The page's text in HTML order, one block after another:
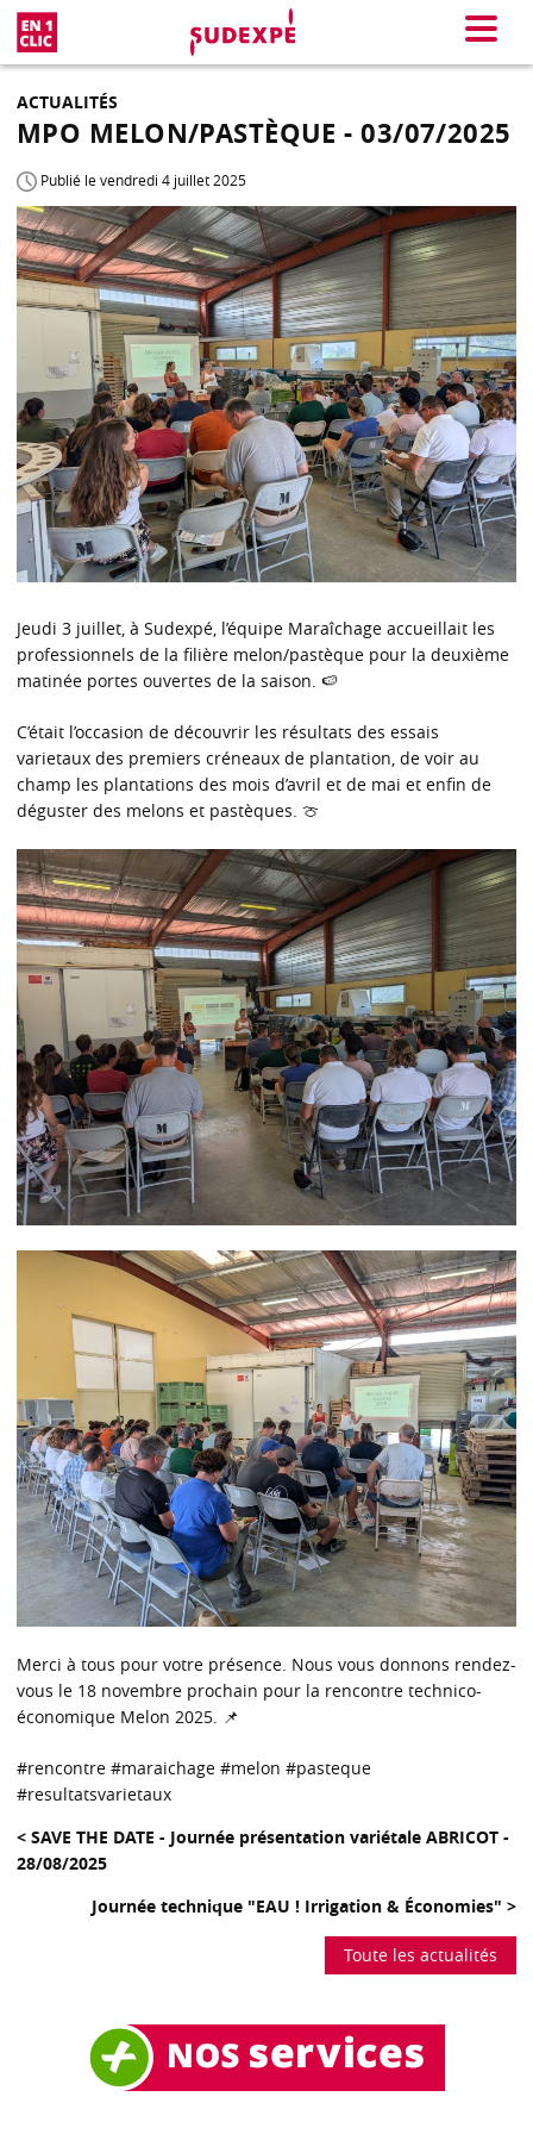
Menu
ACTUALITÉS
MPO MELON/PASTÈQUE - 03/07/2025
Publié le vendredi 4 juillet 2025
Jeudi 3 juillet, à Sudexpé, l’équipe Maraîchage accueillait les
professionnels de la filière melon/pastèque pour la deuxième
matinée portes ouvertes de la saison. 🍉
C’était l’occasion de découvrir les résultats des essais
varietaux des premiers créneaux de plantation, de voir au
champ les plantations des mois d’avril et de mai et enfin de
déguster des melons et pastèques. 🍈
Merci à tous pour votre présence. Nous vous donnons rendez-
vous le 18 novembre prochain pour la rencontre technico-
économique Melon 2025. 📌
#rencontre #maraichage #melon #pasteque
#resultatsvarietaux
< SAVE THE DATE - Journée présentation variétale ABRICOT -
28/08/2025
Journée technique "EAU ! Irrigation & Économies" >
Toute les actualités